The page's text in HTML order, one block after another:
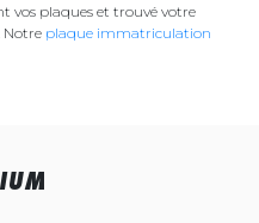
vos plaques et trouvé votre
Notre plaque immatriculation